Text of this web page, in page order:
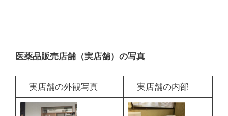
医薬品販売店舗（実店舗）の写真
実店舗の外観写真 実店舗の内部